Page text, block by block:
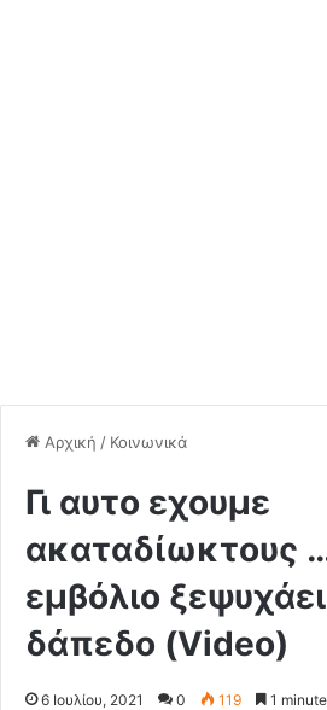
Αρχική / Κοινωνικά
Γι αυτο εχουμε
ακαταδίωκτους
εμβόλιο
δάπεδο (Video)
6 Ιουλίου, 2021 0 119 1